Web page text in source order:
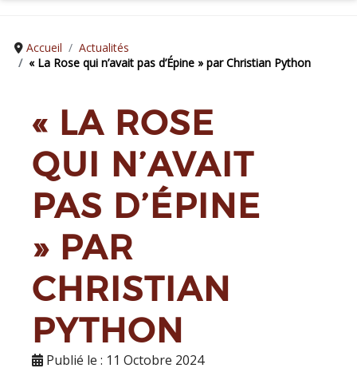
Accueil
Actualités
« La Rose qui n’avait pas d’Épine » par Christian Python
« LA ROSE
QUI N’AVAIT
PAS D’ÉPINE
» PAR
CHRISTIAN
PYTHON
Publié le : 11 Octobre 2024